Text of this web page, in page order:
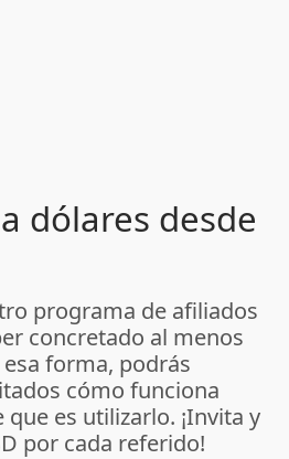
dólares desde
programa de afiliados
concretado al menos
forma, podrás
cómo funciona
es utilizarlo. ¡Invita y
por cada referido!